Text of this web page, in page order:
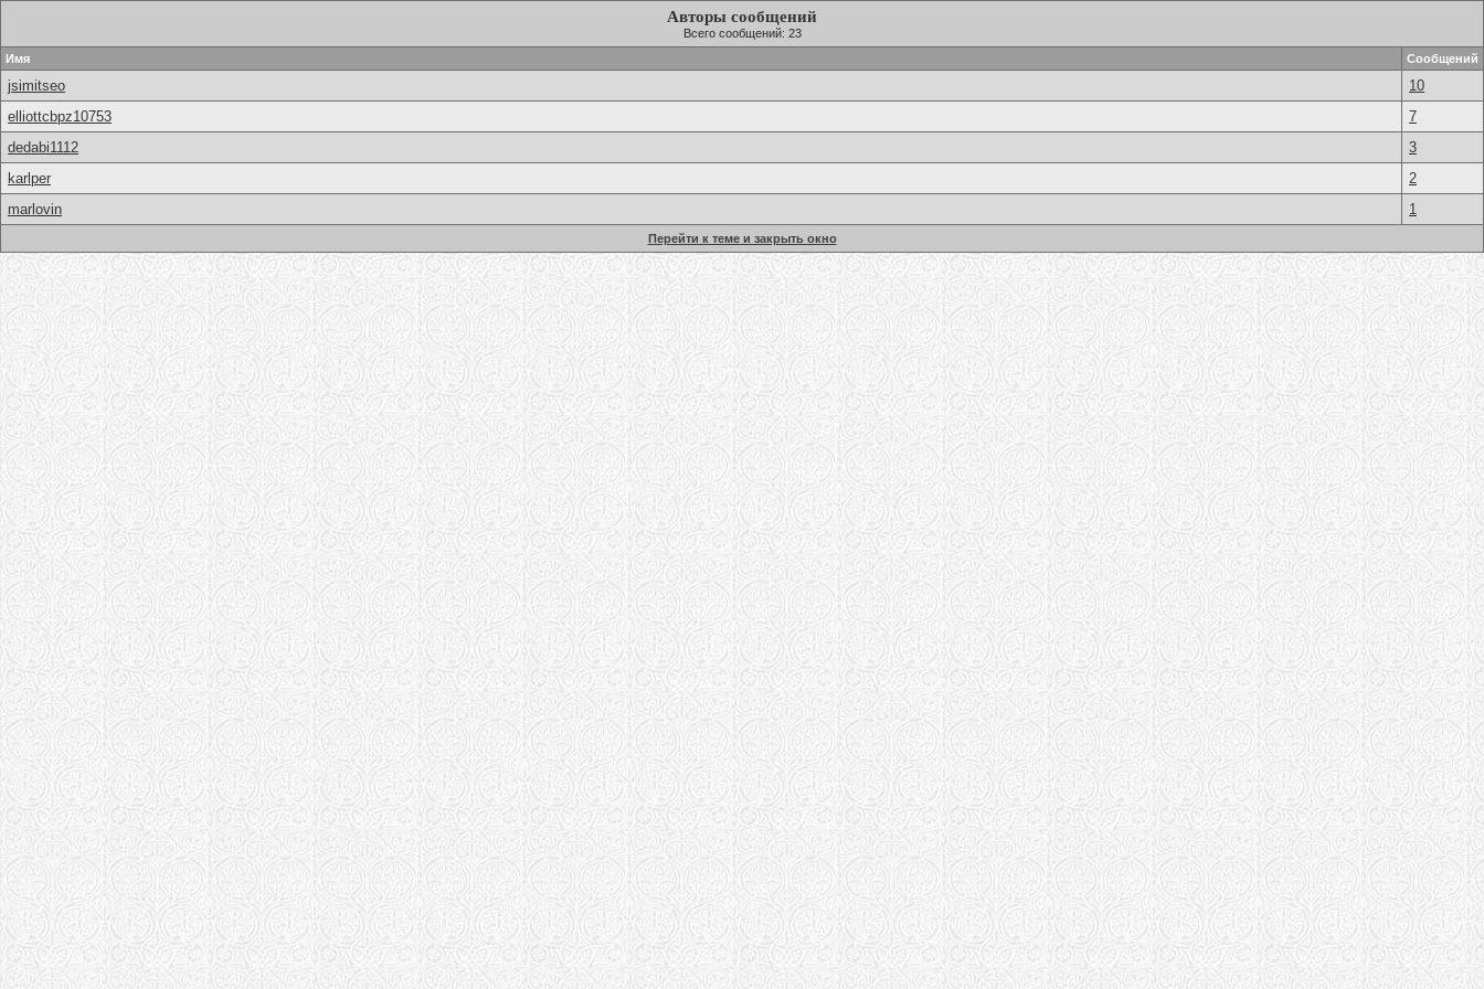
Авторы сообщений
Всего сообщений: 23
Имя
Сообщений
jsimitseo
10
elliottcbpz10753
7
dedabi1112
3
karlper
2
marlovin
1
Перейти к теме и закрыть окно